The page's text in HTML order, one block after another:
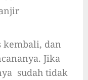
kembali, dan
Jika
sudah tidak